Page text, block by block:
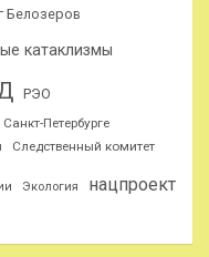
Белозеров
катаклизмы
РЭО
Санкт-Петербурге
Следственный комитет
Экология
нацпроект